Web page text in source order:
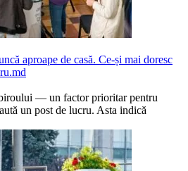
aproape de casă. Ce-și mai doresc
— un factor prioritar pentru
un post de lucru. Asta indică